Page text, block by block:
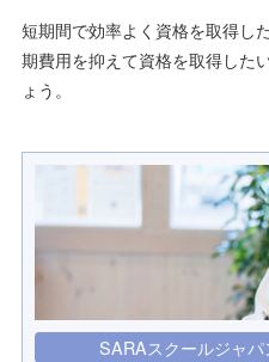
短期間で効率よく資格を取得し
期費用を抑えて資格を取得した
ょう。
SARAスクールジャパ